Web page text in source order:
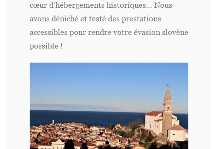
cœur d’hébergements historiques… Nous
avons déniché et testé des prestations
accessibles pour rendre votre évasion slovène
possible !